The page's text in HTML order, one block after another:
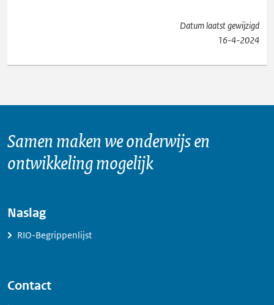
Datum laatst gewijzigd
16-4-2024
Samen maken we onderwijs en
ontwikkeling mogelijk
Naslag
RIO-Begrippenlijst
Contact